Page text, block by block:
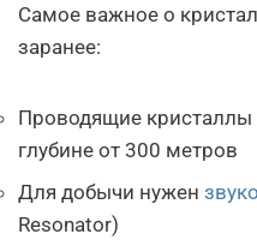
Самое важное о
заранее:
Проводящие кристаллы
глубине от 300 метров
Для добычи нужен
Resonator)